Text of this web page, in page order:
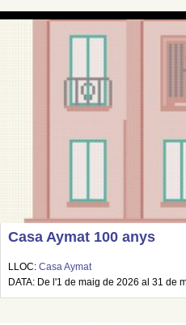
Casa Aymat 100 anys
LLOC: Casa Aymat
DATA: De l'1 de maig de 2026 al 31 de